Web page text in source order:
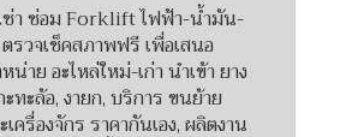
ช่า ซ่อม Forklift ไฟฟ้า-น้ำมัน-
รวจเช็คสภาพฟรี เพื่อเสนอ
น่าย อะไหล่ใหม่-เก่า นำเข้า ยาง
ทะล้อ, งายก, บริการ ขนย้าย
รื่องจักร ราคากันเอง, ผลิตงาน